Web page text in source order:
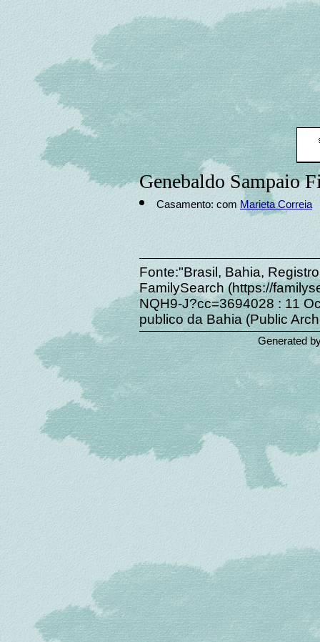
Genebaldo Sampaio
Casamento: com Marieta Correia
Fonte:"Brasil, Bahia,
FamilySearch (https://
NQH9-J?cc=3694028 : 11
publico da Bahia (Public
Generated